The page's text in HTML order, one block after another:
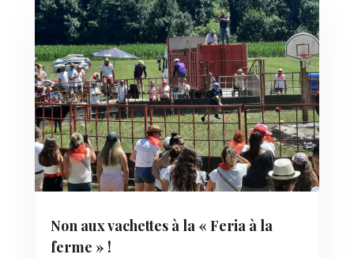
Non aux vachettes à la « Feria à la
ferme » !